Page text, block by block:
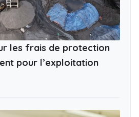
les frais de protection
pour l’exploitation